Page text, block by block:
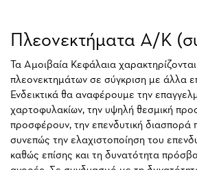
Πλεονεκτήματα Α/Κ
Τα Αμοιβαία Κεφάλαια
πλεονεκτημάτων σε σύγκριση με άλλα
Ενδεικτικά θα αναφέρουμε την
χαρτοφυλακίων, την υψηλή θεσμική
προσφέρουν, την επενδυτική διασπορά
συνεπώς την ελαχιστοποίηση του
καθώς επίσης και τη δυνατότητα